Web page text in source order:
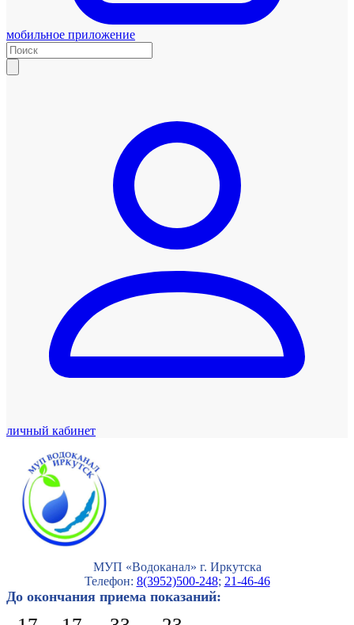
мобильное приложение
личный кабинет
МУП «Водоканал» г. Иркутска
Телефон: 8(3952)500-248; 21-46-46
До окончания приема показаний: